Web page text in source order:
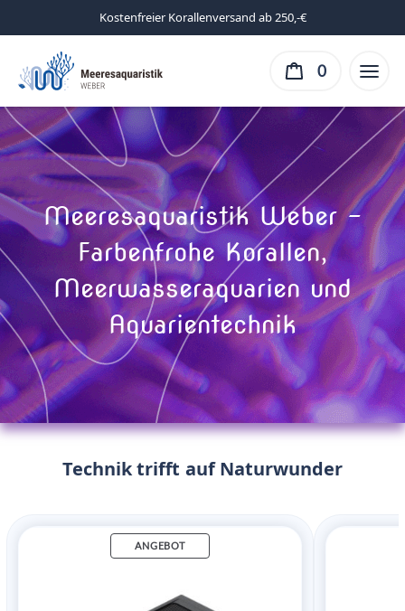
Kostenfreier Korallenversand ab 250,-€
0
Meeresaquaristik Weber –
Farbenfrohe Korallen,
Meerwasseraquarien und
Aquarientechnik
Technik trifft auf Naturwunder
ANGEBOT